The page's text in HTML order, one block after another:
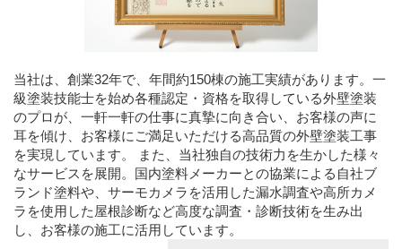
当社は、創業32年で、年間約150棟の施工実績があります。一
級塗装技能士を始め各種認定・資格を取得している外壁塗装
のプロが、一軒一軒の仕事に真摯に向き合い、お客様の声に
耳を傾け、お客様にご満足いただける高品質の外壁塗装工事
を実現しています。 また、当社独自の技術力を生かした様々
なサービスを展開。国内塗料メーカーとの協業による自社ブ
ランド塗料や、サーモカメラを活用した漏水調査や高所カメ
ラを使用した屋根診断など高度な調査・診断技術を生み出
し、お客様の施工に活用しています。